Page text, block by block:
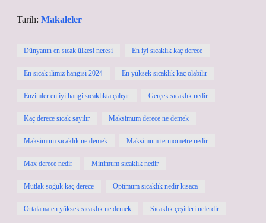
Tarih: Makaleler
Dünyanın en sıcak ülkesi neresi En iyi sıcaklık kaç derece
En sıcak ilimiz hangisi 2024 En yüksek sıcaklık kaç olabilir
Enzimler en iyi hangi sıcaklıkta çalışır Gerçek sıcaklık nedir
Kaç derece sıcak sayılır Maksimum derece ne demek
Maksimum sıcaklık ne demek Maksimum termometre nedir
Max derece nedir Minimum sıcaklık nedir
Mutlak soğuk kaç derece Optimum sıcaklık nedir kısaca
Ortalama en yüksek sıcaklık ne demek Sıcaklık çeşitleri nelerdir